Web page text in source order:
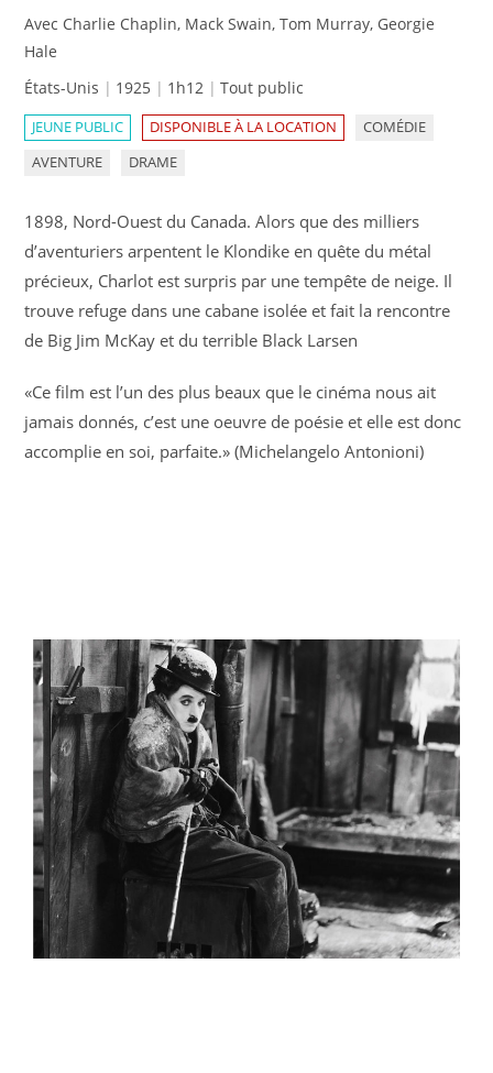
Avec Charlie Chaplin, Mack Swain, Tom Murray, Georgie
Hale
États-Unis
1925 1h12 Tout public
JEUNE PUBLIC DISPONIBLE À LA LOCATION
COMÉDIE
AVENTURE
DRAME
1898, Nord-Ouest du Canada. Alors que des milliers
d’aventuriers arpentent le Klondike en quête du métal
précieux, Charlot est surpris par une tempête de neige. Il
trouve refuge dans une cabane isolée et fait la rencontre
de Big Jim McKay et du terrible Black Larsen
«Ce film est l’un des plus beaux que le cinéma nous ait
jamais donnés, c’est une oeuvre de poésie et elle est donc
accomplie en soi, parfaite.» (Michelangelo Antonioni)